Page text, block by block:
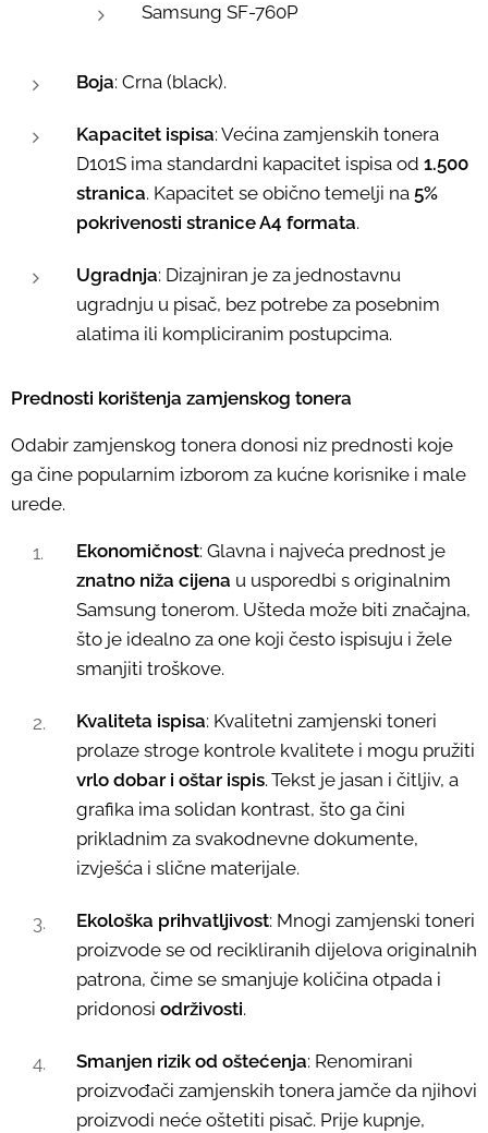
Samsung SF-760P
Boja: Crna (black).
Kapacitet ispisa: Većina zamjenskih tonera
D101S ima standardni kapacitet ispisa od 1.500
stranica. Kapacitet se obično temelji na 5%
pokrivenosti stranice A4 formata.
Ugradnja: Dizajniran je za jednostavnu
ugradnju u pisač, bez potrebe za posebnim
alatima ili kompliciranim postupcima.
Prednosti korištenja zamjenskog tonera
Odabir zamjenskog tonera donosi niz prednosti koje
ga čine popularnim izborom za kućne korisnike i male
urede.
Ekonomičnost: Glavna i najveća prednost je
znatno niža cijena u usporedbi s originalnim
Samsung tonerom. Ušteda može biti značajna,
što je idealno za one koji često ispisuju i žele
smanjiti troškove.
Kvaliteta ispisa: Kvalitetni zamjenski toneri
prolaze stroge kontrole kvalitete i mogu pružiti
vrlo dobar i oštar ispis. Tekst je jasan i čitljiv, a
grafika ima solidan kontrast, što ga čini
prikladnim za svakodnevne dokumente,
izvješća i slične materijale.
Ekološka prihvatljivost: Mnogi zamjenski toneri
proizvode se od recikliranih dijelova originalnih
patrona, čime se smanjuje količina otpada i
pridonosi održivosti.
Smanjen rizik od oštećenja: Renomirani
proizvođači zamjenskih tonera jamče da njihovi
proizvodi neće oštetiti pisač. Prije kupnje,